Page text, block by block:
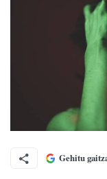
Gehitu